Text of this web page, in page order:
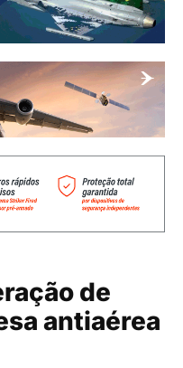
de
antiaérea